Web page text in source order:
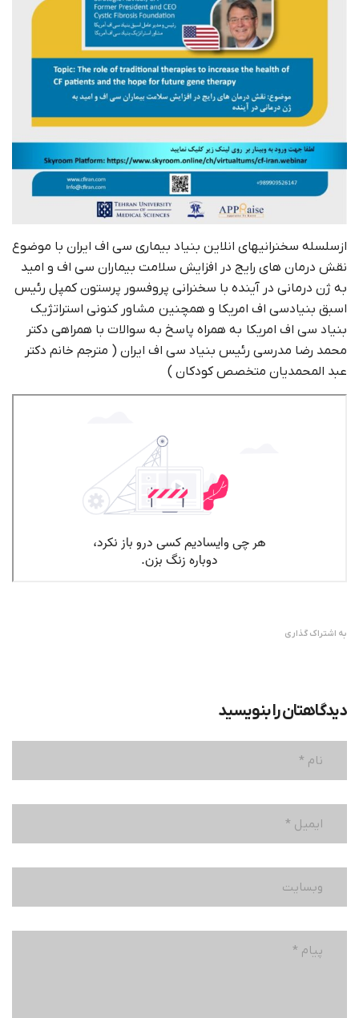
ازسلسله سخنرانیهای انلاین بنیاد بیماری سی اف ایران با موضوع
نقش درمان های رایج در افزایش سلامت بیماران سی اف و امید
به ژن درمانی در آینده با سخنرانی پروفسور پرستون کمپل رئیس
اسبق بنیادسی اف امریکا و همچنین مشاور کنونی استراتژیک
بنیاد سی اف امریکا به همراه پاسخ به سوالات با همراهی دکتر
محمد رضا مدرسی رئیس بنیاد سی اف ایران ( مترجم خانم دکتر
عبد المحمدیان متخصص کودکان )
به اشتراک گذاری
دیدگاهتان را بنویسید